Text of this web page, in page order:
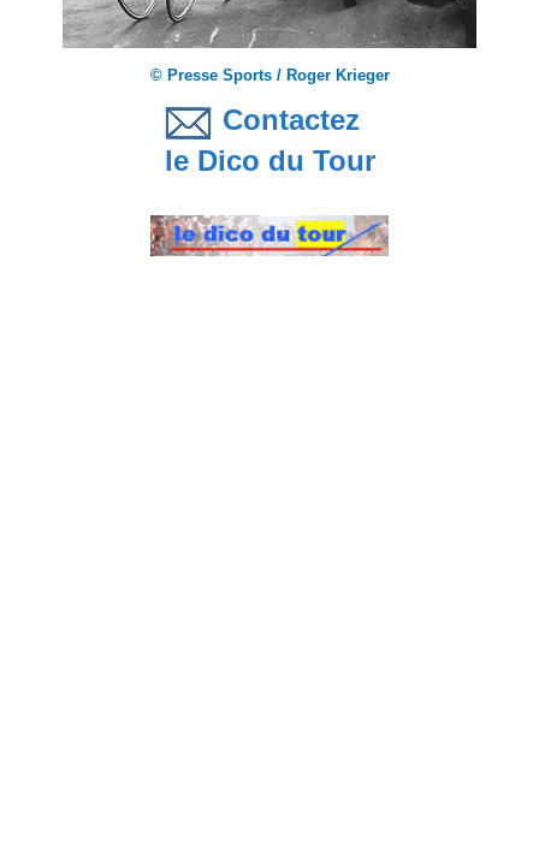
© Presse Sports / Roger Krieger
Contactez
le Dico du Tour